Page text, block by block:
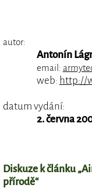
autor:
Antonín
email:
web: http://
datum vydání:
2. června
Diskuze k článku
přírodě“